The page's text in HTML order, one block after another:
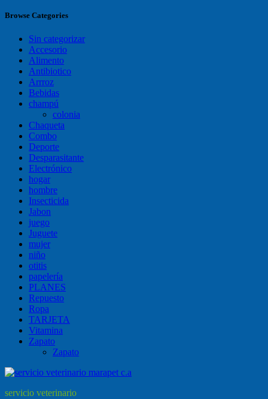
Browse Categories
Sin categorizar
Accesorio
Alimento
Antibiotico
Arrroz
Bebidas
champú
colonia
Chaqueta
Combo
Deporte
Desparasitante
Electrónico
hogar
hombre
Insecticida
Jabon
juego
Juguete
mujer
niño
otitis
papelería
PLANES
Repuesto
Ropa
TARJETA
Vitamina
Zapato
Zapato
servicio veterinario